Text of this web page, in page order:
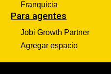
Franquicia
Para agentes
Jobi Growth Partner
Agregar espacio